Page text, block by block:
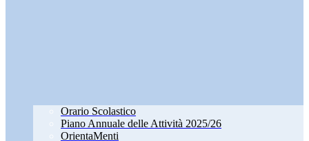
Orario Scolastico
Piano Annuale delle Attività 2025/26
OrientaMenti